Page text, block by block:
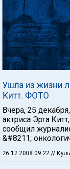
Ушла из жизни
Китт. ФОТО
Вчера, 25
актриса Эрта
сообщил
&#8211;
26.12.2008 09:22 //